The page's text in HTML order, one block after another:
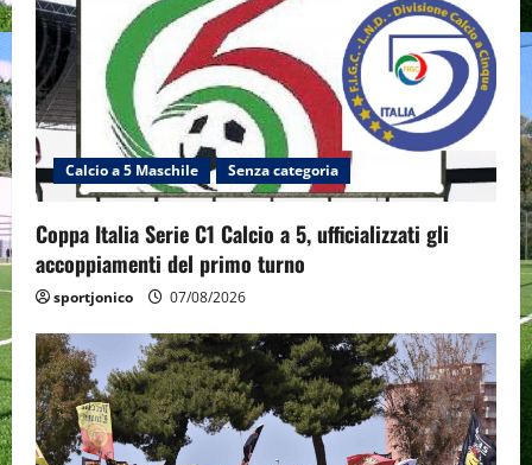
Calcio a 5 Maschile Senza categoria
Coppa Italia Serie C1 Calcio a 5, ufficializzati gli
accoppiamenti del primo turno
sportjonico 07/08/2026